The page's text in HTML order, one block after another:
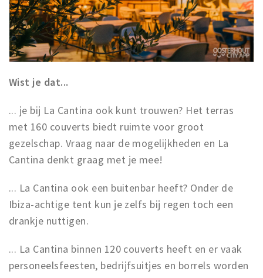
Wist je dat...
... je bij La Cantina ook kunt trouwen? Het terras
met 160 couverts biedt ruimte voor groot
gezelschap. Vraag naar de mogelijkheden en La
Cantina denkt graag met je mee!
... La Cantina ook een buitenbar heeft? Onder de
Ibiza-achtige tent kun je zelfs bij regen toch een
drankje nuttigen.
... La Cantina binnen 120 couverts heeft en er vaak
personeelsfeesten, bedrijfsuitjes en borrels worden